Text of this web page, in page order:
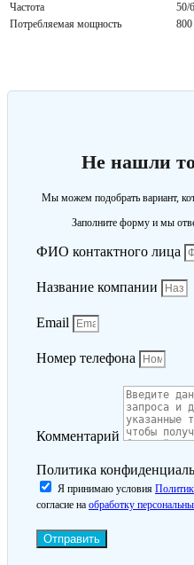
Частота
50/
Потребляемая мощность
Не нашли
Мы можем подобрать вариант,
Заполните форму и мы
ФИО контактного лица
Название компании
Email
Номер телефона
Комментарий
Политика
Я принимаю условия
согласие на обработку
Отправить